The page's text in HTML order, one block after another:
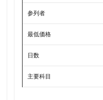
参列者
最低価格
日数
主要科目